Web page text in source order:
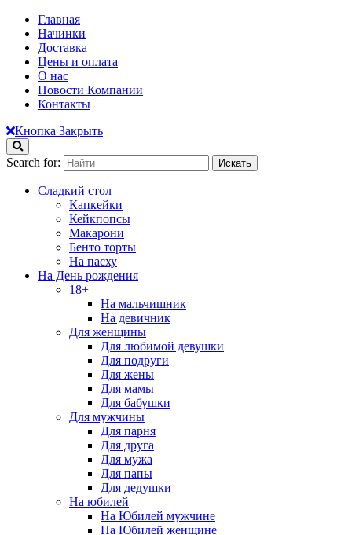
Главная
Начинки
Доставка
Цены и оплата
О нас
Новости Компании
Контакты
Кнопка Закрыть
Search for:
Сладкий стол
Капкейки
Кейкпопсы
Макарони
Бенто торты
На пасху
На День рождения
18+
На мальчишник
На девичник
Для женщины
Для любимой девушки
Для подруги
Для жены
Для мамы
Для бабушки
Для мужчины
Для парня
Для друга
Для мужа
Для папы
Для дедушки
На юбилей
На Юбилей мужчине
На Юбилей женщине